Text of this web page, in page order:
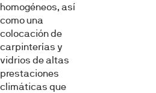
homogéneos, así
como una
colocación de
carpinterías y
vidrios de altas
prestaciones
climáticas que